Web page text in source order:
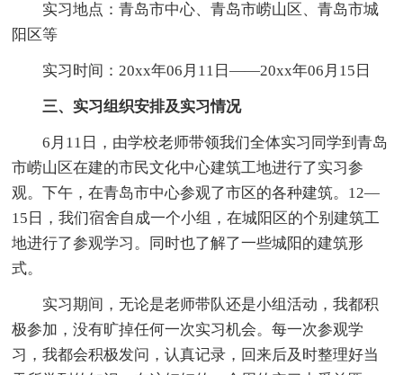
实习地点：青岛市中心、青岛市崂山区、青岛市城
阳区等
实习时间：20xx年06月11日——20xx年06月15日
三、实习组织安排及实习情况
6月11日，由学校老师带领我们全体实习同学到青岛
市崂山区在建的市民文化中心建筑工地进行了实习参
观。下午，在青岛市中心参观了市区的各种建筑。12—
15日，我们宿舍自成一个小组，在城阳区的个别建筑工
地进行了参观学习。同时也了解了一些城阳的建筑形
式。
实习期间，无论是老师带队还是小组活动，我都积
极参加，没有旷掉任何一次实习机会。每一次参观学
习，我都会积极发问，认真记录，回来后及时整理好当